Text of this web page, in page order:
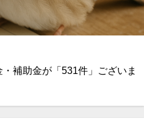
補助金が「531件」ございま